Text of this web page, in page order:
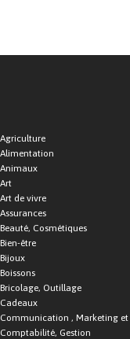
Agriculture
Alimentation
Animaux
Art
Art de vivre
Assurances
Beauté, Cosmétiques
Bien-être
Bijoux
Boissons
Bricolage, Outillage
Cadeaux
Communication , Marketing et
Comptabilité, Gestion